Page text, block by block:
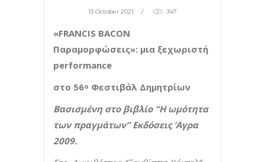
13 October 2021 347
«FRANCIS BACON
Παραμορφώσεις»: μια ξεχωριστή
performance
στο 56ο Φεστιβάλ Δημητρίων
Βασισμένη στο βιβλίο “H ωμότητα
των πραγμάτων” Eκδόσεις ‘Aγρα
2009.